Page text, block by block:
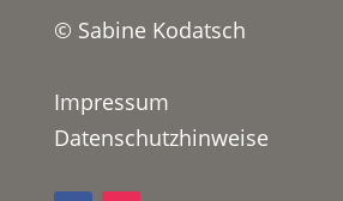
© Sabine Kodatsch
Impressum
Datenschutzhinweise